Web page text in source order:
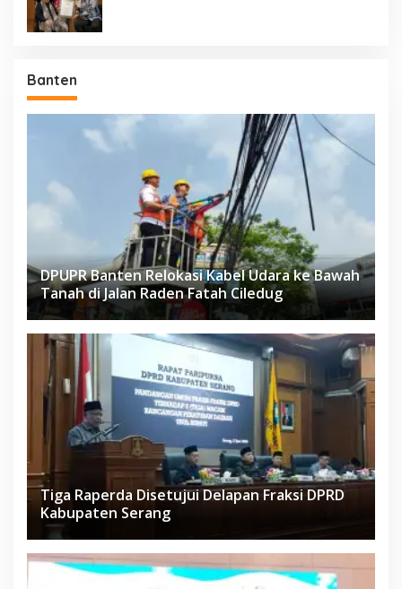
Banten
DPUPR Banten Relokasi Kabel Udara ke Bawah
Tanah di Jalan Raden Fatah Ciledug
Tiga Raperda Disetujui Delapan Fraksi DPRD
Kabupaten Serang